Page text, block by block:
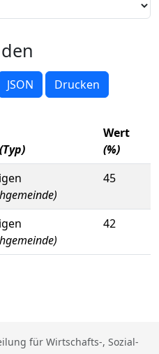
JSON Drucken
(Typ)
Wert
(%)
45
42
für Wirtschafts-, Sozial-